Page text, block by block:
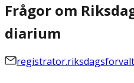
Frågor om
diarium